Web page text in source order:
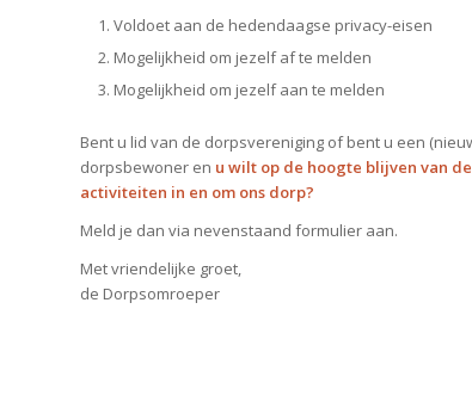
Voldoet aan de hedendaagse privacy-eisen
Mogelijkheid om jezelf af te melden
Mogelijkheid om jezelf aan te melden
Bent u lid van de dorpsvereniging of bent u een
dorpsbewoner en u wilt op de hoogte blijven van de
activiteiten in en om ons dorp?
Meld je dan via nevenstaand formulier aan.
Met vriendelijke groet,
de Dorpsomroeper